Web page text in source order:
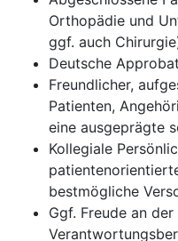
Orthopädie und
ggf. auch
Deutsche
Freundlicher,
Patienten,
eine ausgeprägte
Kollegiale
bestmögliche
Ggf. Freude an